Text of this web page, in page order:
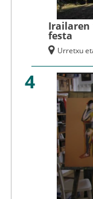
Irailaren
festa
Urretxu
4